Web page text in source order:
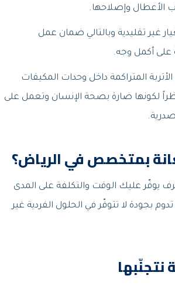
وإصلاحها.
غير تقليدية وبالتالي ضمان عمل
على أكمل وجه.
المتراكمة داخل وحدات المكيفات
لكونها ضارة بصحة الإنسان وتعمل على
بمتخصص في الرياض؟
يوفّر عليك الوقت والتكلفة على المدى
بجودة لا تتوفّر في الحلول الفردية غير